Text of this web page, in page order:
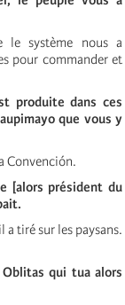
le système nous a
pour commander et
produite dans ces
que vous y
Convención.
[alors président du
a tiré sur les paysans.
qui tua alors